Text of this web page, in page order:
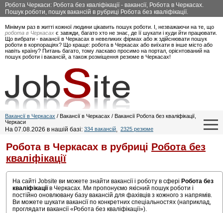
Робота Черкаси: Робота без кваліфікації - вакансії, Робота в Черкасах.
Пошук роботи, пошук вакансій в рубриці Робота без кваліфікації.
Мінімум раз в житті кожної людини цікавить пошук роботи. І, незважаючи на те, що
робота в Черкасах є завжди, багато хто не знає, де її шукати і куди йти працювати.
Що вибрати - вакансії в Черкасах в невеликих фірмах або ж здійснювати пошук
роботи в корпораціях? Що краще: робота в Черкасах або виїхати в інше місто або
навіть країну? Питань багато, тому ласкаво просимо на портал, орієнтований на
пошук роботи і вакансій, а також розміщення резюме в Черкасах!
Вакансії в Черкасах / Вакансії в Черкасах / Вакансії Робота без кваліфікації,
Черкаси
На 07.08.2026 в нашій базі: 334 вакансій, 2325 резюме
Робота в Черкасах в рубриці Робота без
кваліфікації
На сайті Jobsite ви можете знайти вакансії і роботу в сфері Робота без
кваліфікаціїв Черкасах. Ми пропонуємо якісний пошук роботи і
постійно оновлювану базу вакансій для фахівців з кожного з напрямів.
Ви можете шукати вакансії по конкретних спеціальностях (наприклад,
проглядати вакансії «Робота без кваліфікації»).